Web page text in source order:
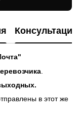
Консультация
в этот же